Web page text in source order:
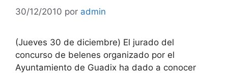
30/12/2010 por admin
(Jueves 30 de diciembre) El jurado del
concurso de belenes organizado por el
Ayuntamiento de Guadix ha dado a conocer